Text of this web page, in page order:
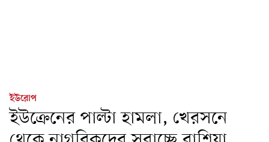
ইউরোপ
ইউক্রেনের পাল্টা হামলা, খেরসনে